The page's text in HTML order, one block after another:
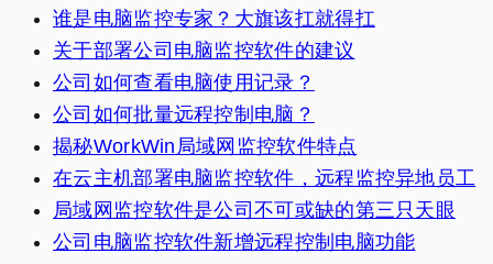
谁是电脑监控专家？大旗该扛就得扛
关于部署公司电脑监控软件的建议
公司如何查看电脑使用记录？
公司如何批量远程控制电脑？
揭秘WorkWin局域网监控软件特点
在云主机部署电脑监控软件，远程监控异地员工
局域网监控软件是公司不可或缺的第三只天眼
公司电脑监控软件新增远程控制电脑功能